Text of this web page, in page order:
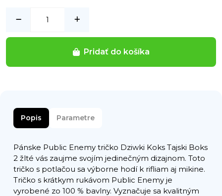
Pridať do košíka
Popis Parametre
Pánske Public Enemy tričko Dziwki Koks Tajski Boks
2 žlté vás zaujme svojím jedinečným dizajnom. Toto
tričko s potlačou sa výborne hodí k rifliam aj mikine.
Tričko s krátkym rukávom Public Enemy je
vyrobené zo 100 % bavlny. Vyznačuje sa kvalitným